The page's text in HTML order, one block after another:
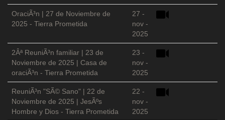
OraciÃ³n | 27 de Noviembre de
2025 - Tierra Prometida
27 -
nov -
2025
2Âª ReuniÃ³n familiar | 23 de
Noviembre de 2025 | Casa de
oraciÃ³n - Tierra Prometida
23 -
nov -
2025
ReuniÃ³n "SÃ© Sano" | 22 de
Noviembre de 2025 | JesÃºs
Hombre y Dios - Tierra Prometida
22 -
nov -
2025